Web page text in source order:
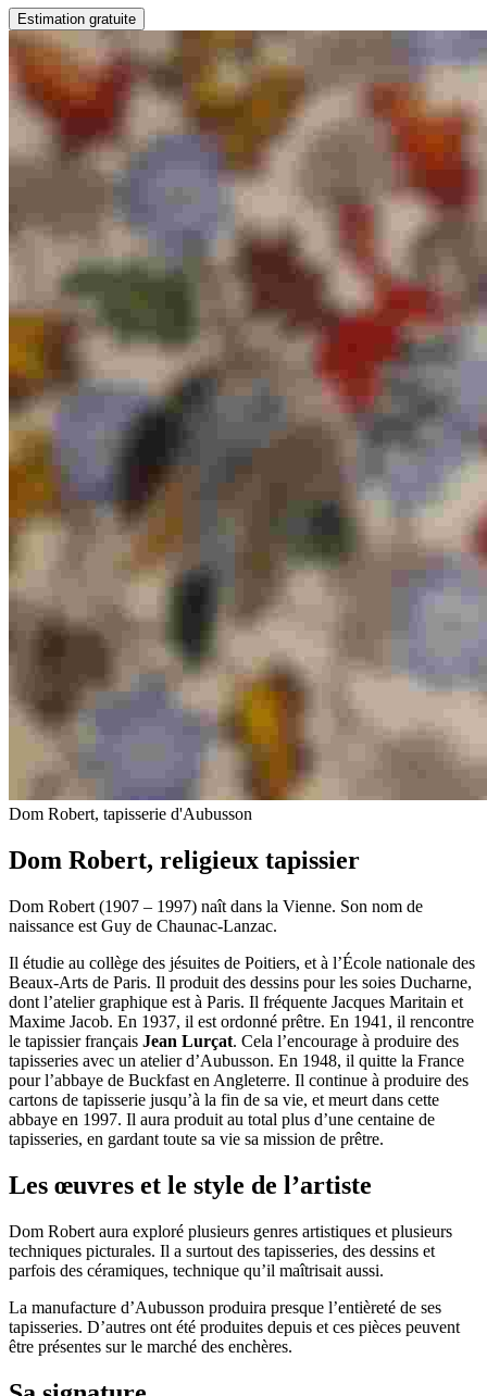
Estimation gratuite
Dom Robert, tapisserie d'Aubusson
Dom Robert, religieux tapissier
Dom Robert (1907 – 1997) naît dans la Vienne. Son nom de
naissance est Guy de Chaunac-Lanzac.
Il étudie au collège des jésuites de Poitiers, et à l’École nationale des
Beaux-Arts de Paris. Il produit des dessins pour les soies Ducharne,
dont l’atelier graphique est à Paris. Il fréquente Jacques Maritain et
Maxime Jacob. En 1937, il est ordonné prêtre. En 1941, il rencontre
le tapissier français Jean Lurçat. Cela l’encourage à produire des
tapisseries avec un atelier d’Aubusson. En 1948, il quitte la France
pour l’abbaye de Buckfast en Angleterre. Il continue à produire des
cartons de tapisserie jusqu’à la fin de sa vie, et meurt dans cette
abbaye en 1997. Il aura produit au total plus d’une centaine de
tapisseries, en gardant toute sa vie sa mission de prêtre.
Les œuvres et le style de l’artiste
Dom Robert aura exploré plusieurs genres artistiques et plusieurs
techniques picturales. Il a surtout des tapisseries, des dessins et
parfois des céramiques, technique qu’il maîtrisait aussi.
La manufacture d’Aubusson produira presque l’entièreté de ses
tapisseries. D’autres ont été produites depuis et ces pièces peuvent
être présentes sur le marché des enchères.